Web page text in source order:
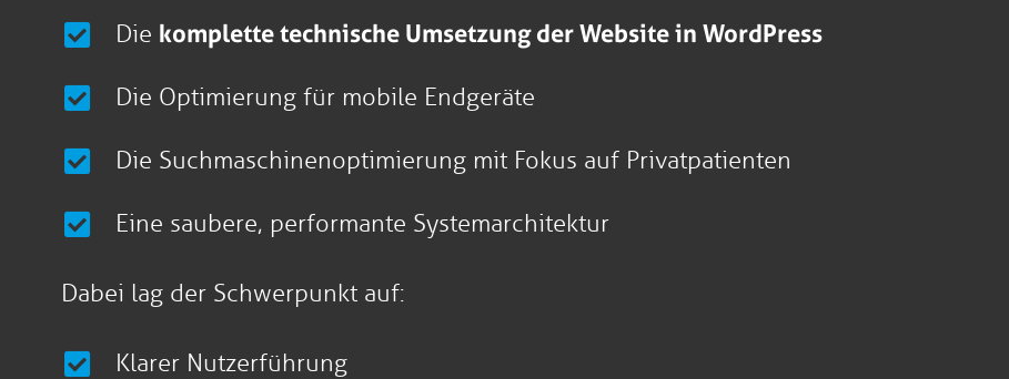
Die komplette technische Umsetzung der Website in WordPress
Die Optimierung für mobile Endgeräte
Die Suchmaschinenoptimierung mit Fokus auf Privatpatienten
Eine saubere, performante Systemarchitektur
Dabei lag der Schwerpunkt auf:
Klarer Nutzerführung